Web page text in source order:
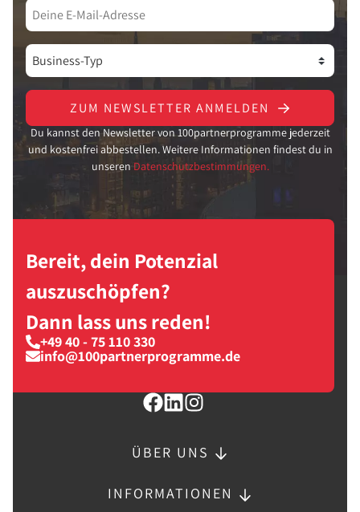
ZUM NEWSLETTER ANMELDEN
Du kannst den Newsletter von 100partnerprogramme jederzeit
und kostenfrei abbestellen. Weitere Informationen findest du in
unseren Datenschutzbestimmungen.
Bereit, dein Potenzial
auszuschöpfen?
Dann lass uns reden!
+49 40 - 75 110 330
info@100partnerprogramme.de
ÜBER UNS
INFORMATIONEN